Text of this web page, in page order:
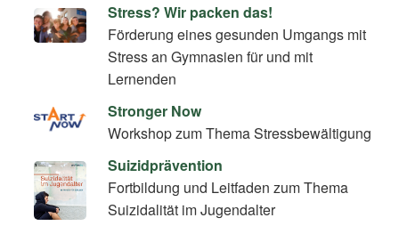
Stress? Wir packen das!
Förderung eines gesunden Umgangs mit
Stress an Gymnasien für und mit
Lernenden
Stronger Now
Workshop zum Thema Stressbewältigung
Suizidprävention
Fortbildung und Leitfaden zum Thema
Suizidalität im Jugendalter